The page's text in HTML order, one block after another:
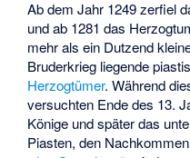
Ab dem Jahr 1249 zerfiel
und ab 1281 das
mehr als ein Dutzend
Bruderkrieg liegende
Herzogtümer. Während
versuchten Ende des 13.
Könige und später das
Piasten, den